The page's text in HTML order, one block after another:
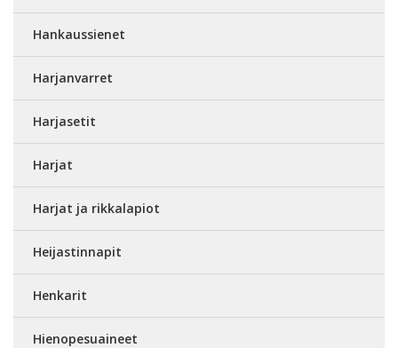
Hankaussienet
Harjanvarret
Harjasetit
Harjat
Harjat ja rikkalapiot
Heijastinnapit
Henkarit
Hienopesuaineet